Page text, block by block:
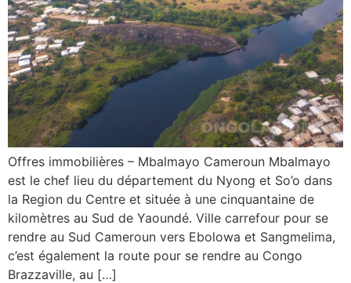
Offres immobilières – Mbalmayo Cameroun Mbalmayo
est le chef lieu du département du Nyong et So’o dans
la Region du Centre et située à une cinquantaine de
kilomètres au Sud de Yaoundé. Ville carrefour pour se
rendre au Sud Cameroun vers Ebolowa et Sangmelima,
c’est également la route pour se rendre au Congo
Brazzaville, au […]